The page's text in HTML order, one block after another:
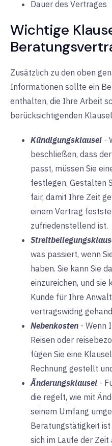
Dauer des Vertrages
Wichtige
Zusätzlich zu den oben
Informationen sollte ein
enthalten, die Ihre Arbeit
berücksichtigenden
Kündigungsklausel -
beschließen, dass
passt, müssen Sie
festlegen. Gestalten
fair, damit Ihre Zeit
einem Vertrag
zufriedenstellend ist.
was passiert, wenn
haben. Sie kann Sie
einzureichen, und sie
Kunde für Ihre
vertragswidrig
Nebenkosten - Wenn
Reisen oder
fügen Sie eine
Rechnung gestellt
Änderungsklausel -
die regelt, wie mit
seinem Umfang
Beratungstätigkeit
sich im Laufe der Zeit